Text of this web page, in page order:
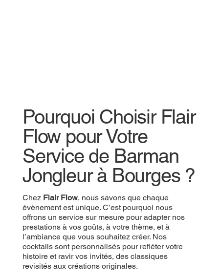
Pourquoi Choisir Flair
Flow pour Votre
Service de Barman
Jongleur à Bourges ?
Chez Flair Flow, nous savons que chaque
évènement est unique. C’est pourquoi nous
offrons un service sur mesure pour adapter nos
prestations à vos goûts, à votre thème, et à
l’ambiance que vous souhaitez créer. Nos
cocktails sont personnalisés pour refléter votre
histoire et ravir vos invités, des classiques
revisités aux créations originales.